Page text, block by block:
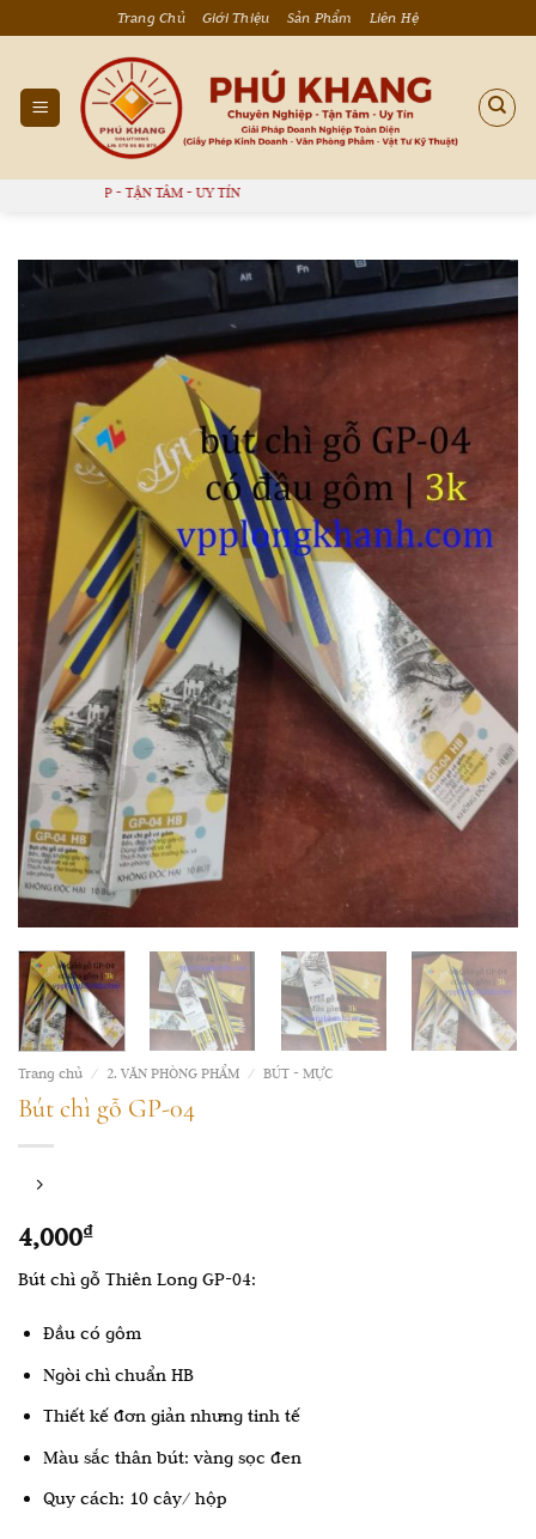
qua
dung
Trang Chủ Giới Thiệu Sản Phẩm Liên Hệ
- TẬN TÂM - UY TÍN
Trang chủ / 2. VĂN PHÒNG PHẨM / BÚT - MỰC
Bút chì gỗ GP-04
4,000₫
Bút chì gỗ Thiên Long GP-04:
Đầu có gôm
Ngòi chì chuẩn HB
Thiết kế đơn giản nhưng tinh tế
Màu sắc thân bút: vàng sọc đen
Quy cách: 10 cây/ hộp